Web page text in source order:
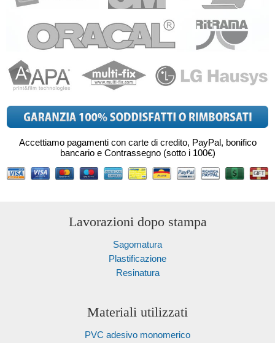
Accettiamo pagamenti con carte di credito, PayPal, bonifico
bancario e Contrassegno (sotto i 100€)
Lavorazioni dopo stampa
Sagomatura
Plastificazione
Resinatura
Materiali utilizzati
PVC adesivo monomerico